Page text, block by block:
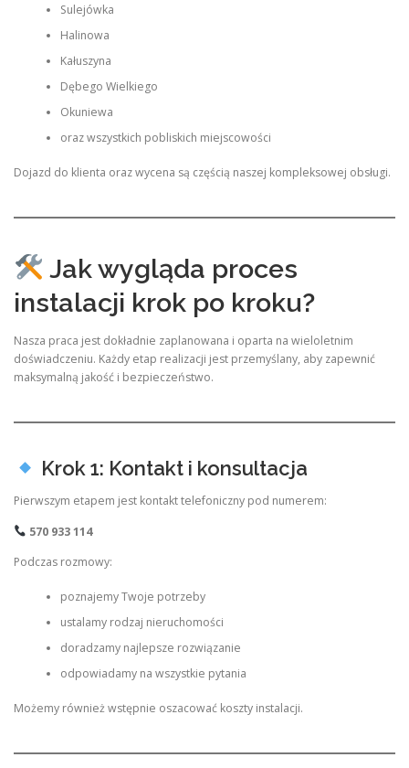
Sulejówka
Halinowa
Kałuszyna
Dębego Wielkiego
Okuniewa
oraz wszystkich pobliskich miejscowości
Dojazd do klienta oraz wycena są częścią naszej kompleksowej obsługi.
Jak wygląda proces
instalacji krok po kroku?
Nasza praca jest dokładnie zaplanowana i oparta na wieloletnim
doświadczeniu. Każdy etap realizacji jest przemyślany, aby zapewnić
maksymalną jakość i bezpieczeństwo.
Krok 1: Kontakt i konsultacja
Pierwszym etapem jest kontakt telefoniczny pod numerem:
570 933 114
Podczas rozmowy:
poznajemy Twoje potrzeby
ustalamy rodzaj nieruchomości
doradzamy najlepsze rozwiązanie
odpowiadamy na wszystkie pytania
Możemy również wstępnie oszacować koszty instalacji.